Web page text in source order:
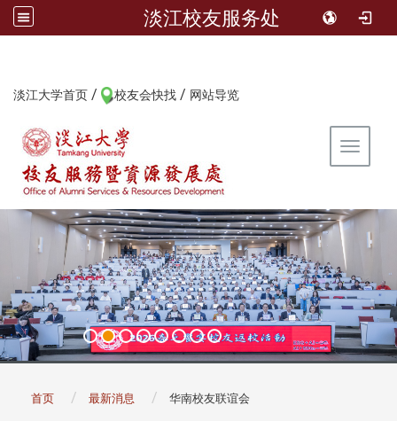
淡江校友服务处
淡江大学首页 / 校友会快找 / 网站导览
Toggle
首页 最新消息 华南校友联谊会